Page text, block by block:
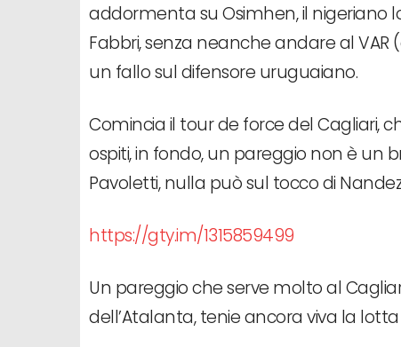
addormenta su Osimhen, il nigeriano
Fabbri, senza neanche andare al VAR
un fallo sul difensore uruguaiano.
Comincia il tour de force del Cagliari,
ospiti, in fondo, un pareggio non è un
Pavoletti, nulla può sul tocco di
https://gty.im/1315859499
Un pareggio che serve molto al
dell’Atalanta, tenie ancora viva la